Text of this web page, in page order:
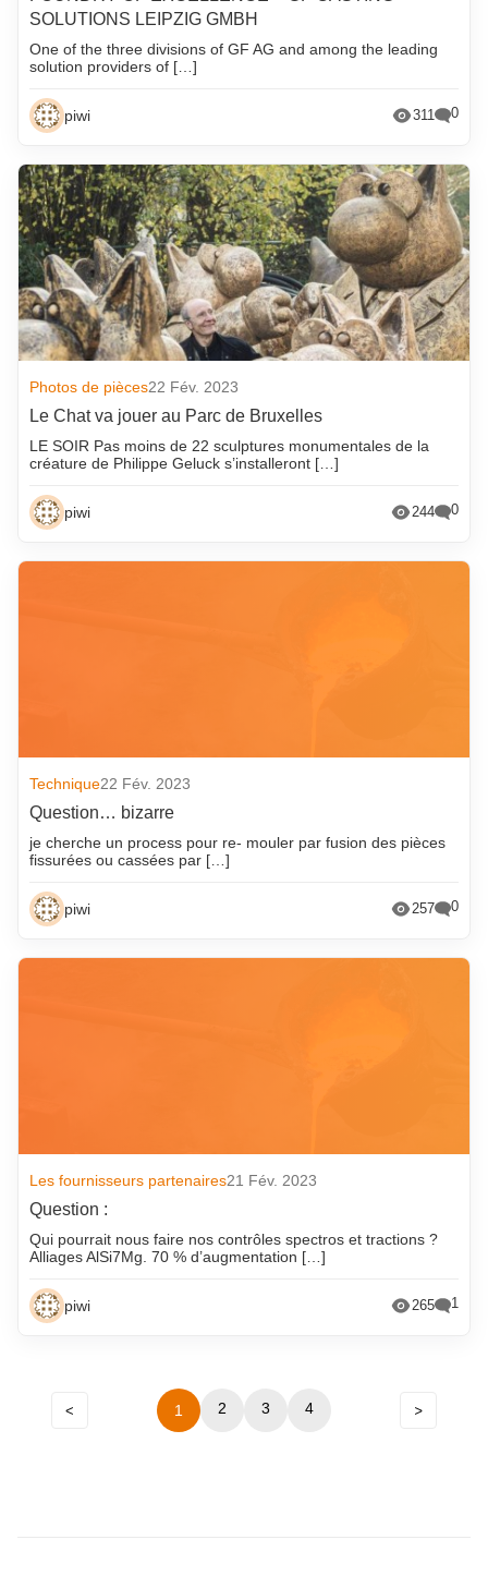
SOLUTIONS LEIPZIG GMBH
One of the three divisions of GF AG and among the leading
solution providers of […]
piwi 311 0
Photos de pièces22 Fév. 2023
Le Chat va jouer au Parc de Bruxelles
LE SOIR Pas moins de 22 sculptures monumentales de la
créature de Philippe Geluck s’installeront […]
piwi 244 0
Technique22 Fév. 2023
Question… bizarre
je cherche un process pour re- mouler par fusion des pièces
fissurées ou cassées par […]
piwi 257 0
Les fournisseurs partenaires21 Fév. 2023
Question :
Qui pourrait nous faire nos contrôles spectros et tractions ?
Alliages AlSi7Mg. 70 % d’augmentation […]
piwi 265 1
Navigation
1 2 3 4 Suivant